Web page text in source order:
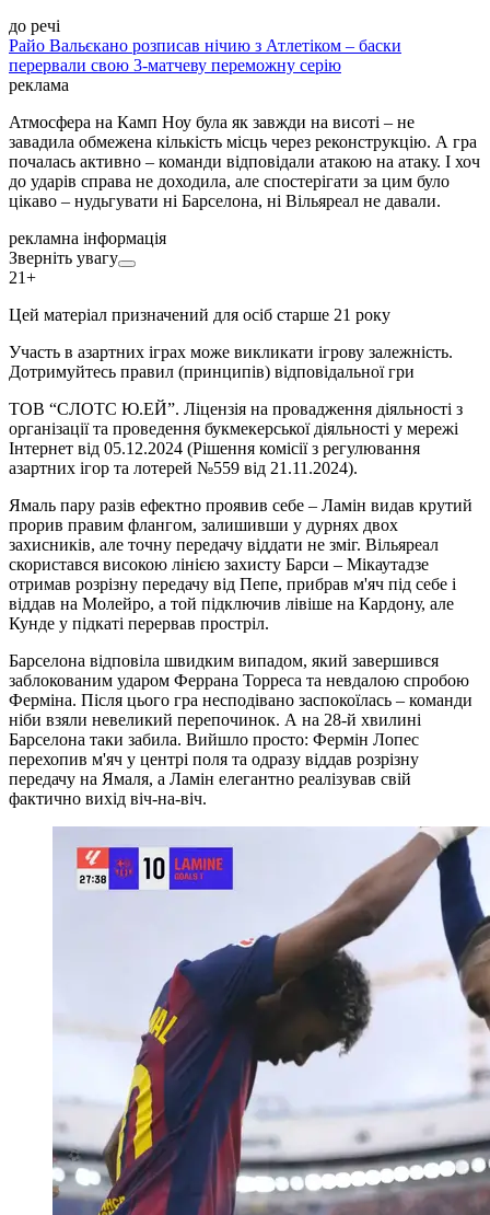
до речі
Райо Вальєкано розписав нічию з Атлетіком – баски
перервали свою 3-матчеву переможну серію
реклама
Атмосфера на Камп Ноу була як завжди на висоті – не
завадила обмежена кількість місць через реконструкцію. А гра
почалась активно – команди відповідали атакою на атаку. І хоч
до ударів справа не доходила, але спостерігати за цим було
цікаво – нудьгувати ні Барселона, ні Вільяреал не давали.
рекламна інформація
Зверніть увагу
21+
Цей матеріал призначений для осіб старше 21 року
Участь в азартних іграх може викликати ігрову залежність.
Дотримуйтесь правил (принципів) відповідальної гри
ТОВ “СЛОТС Ю.ЕЙ”. Ліцензія на провадження діяльності з
організації та проведення букмекерської діяльності у мережі
Інтернет від 05.12.2024 (Рішення комісії з регулювання
азартних ігор та лотерей №559 від 21.11.2024).
Ямаль пару разів ефектно проявив себе – Ламін видав крутий
прорив правим флангом, залишивши у дурнях двох
захисників, але точну передачу віддати не зміг. Вільяреал
скористався високою лінією захисту Барси – Мікаутадзе
отримав розрізну передачу від Пепе, прибрав м'яч під себе і
віддав на Молейро, а той підключив лівіше на Кардону, але
Кунде у підкаті перервав простріл.
Барселона відповіла швидким випадом, який завершився
заблокованим ударом Феррана Торреса та невдалою спробою
Ферміна. Після цього гра несподівано заспокоїлась – команди
ніби взяли невеликий перепочинок. А на 28-й хвилині
Барселона таки забила. Вийшло просто: Фермін Лопес
перехопив м'яч у центрі поля та одразу віддав розрізну
передачу на Ямаля, а Ламін елегантно реалізував свій
фактично вихід віч-на-віч.